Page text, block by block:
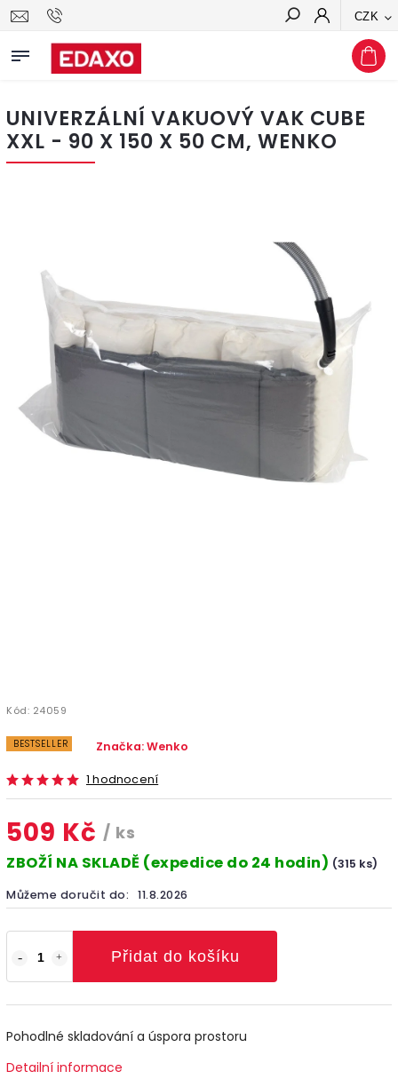
CZK
Hledat
UNIVERZÁLNÍ VAKUOVÝ VAK CUBE
XXL - 90 X 150 X 50 CM, WENKO
Kód: 24059
BESTSELLER
1 hodnocení
Značka:Wenko
509 Kč / ks
ZBOŽÍ NA SKLADĚ (expedice do 24 hodin) (315 ks)
Můžeme doručit do: 11.8.2026
Přidat do košíku
Pohodlné skladování a úspora prostoru
Detailní informace